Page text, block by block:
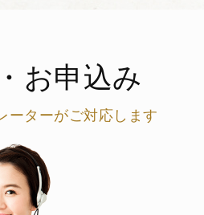
お申込み
ーターがご対応します